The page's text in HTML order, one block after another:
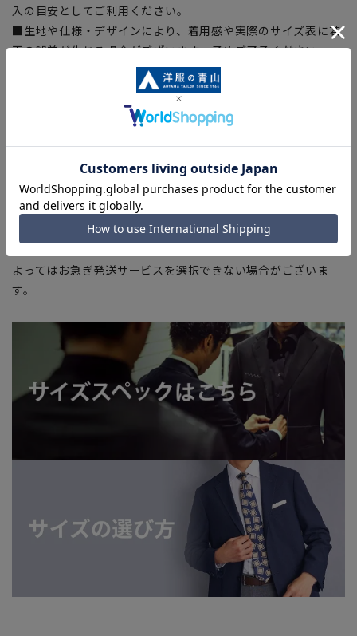
入の目安としてご利用ください。
■生地や仕様・デザインにより、着用感や実際のサイズ表に若
干の誤差が生じる場合がございます。予めご了承ください。
■サイズスペックは仕上がりサイズを記載しております。一
部、商品現物におすすめサイズ(ヌードサイズ)を記載している
■ブラウザやお使いのモニター環境、また撮影時の室内外の光
加減により、実際の商品と掲載画像の色味が異なる場合がござ
■店舗や各モールサイトと商品在庫を共有しております関係
上、ご注文いただいたタイミングにより欠品が発生し、ご注文
を完了できない場合がございます。予めご了承ください。
よってはお急ぎ発送サービスを選択できない場合がございま
す。